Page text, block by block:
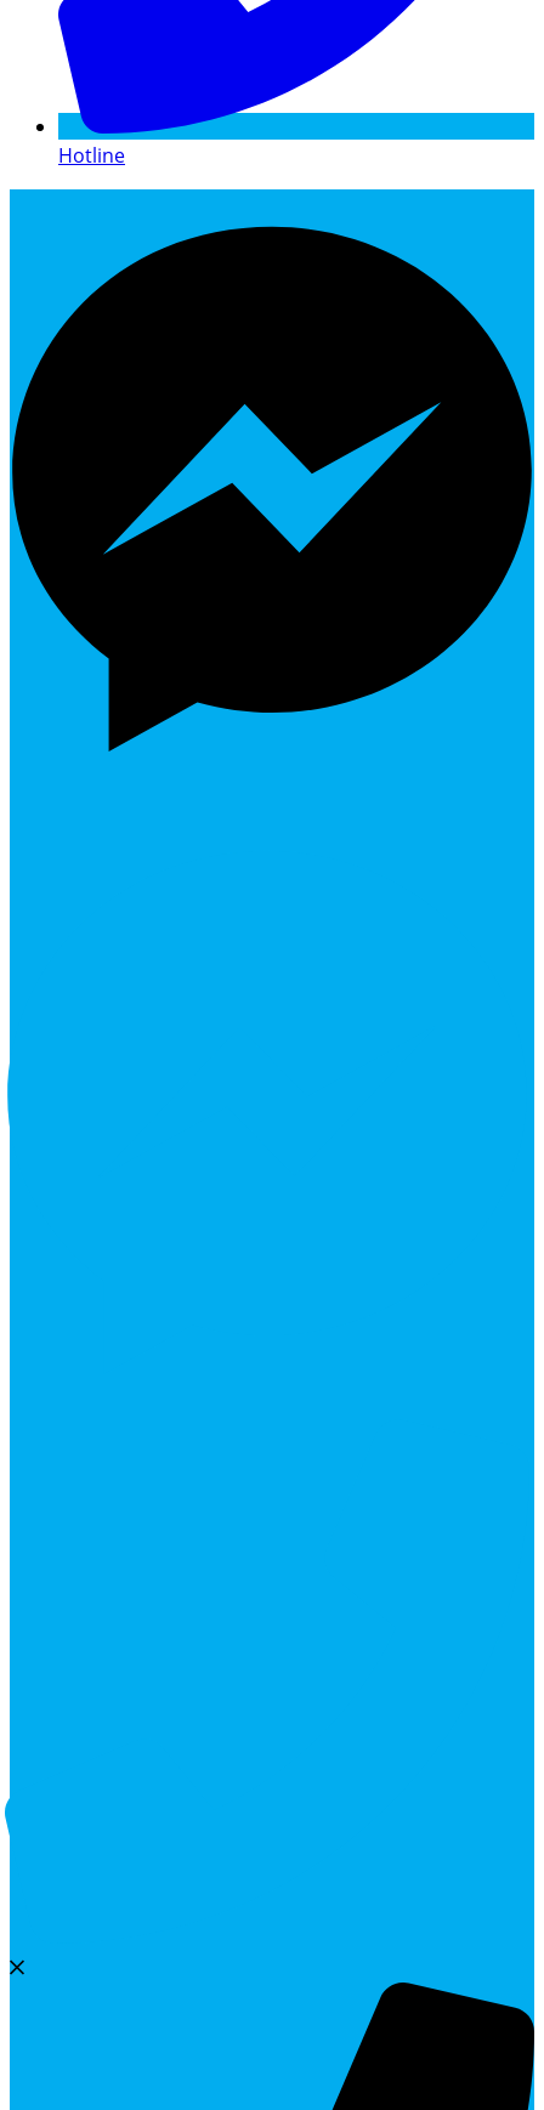
Hotline